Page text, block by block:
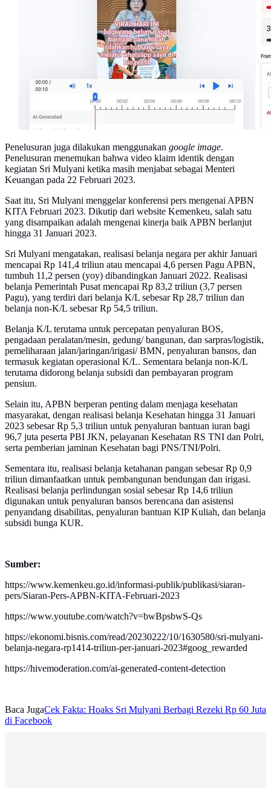
Penelusuran juga dilakukan menggunakan google image.
Penelusuran menemukan bahwa video klaim identik dengan
kegiatan Sri Mulyani ketika masih menjabat sebagai Menteri
Keuangan pada 22 Februari 2023.
Saat itu, Sri Mulyani menggelar konferensi pers mengenai APBN
KITA Februari 2023. Dikutip dari website Kemenkeu, salah satu
yang disampaikan adalah mengenai kinerja baik APBN berlanjut
hingga 31 Januari 2023.
Sri Mulyani mengatakan, realisasi belanja negara per akhir Januari
mencapai Rp 141,4 triliun atau mencapai 4,6 persen Pagu APBN,
tumbuh 11,2 persen (yoy) dibandingkan Januari 2022. Realisasi
belanja Pemerintah Pusat mencapai Rp 83,2 triliun (3,7 persen
Pagu), yang terdiri dari belanja K/L sebesar Rp 28,7 triliun dan
belanja non-K/L sebesar Rp 54,5 triliun.
Belanja K/L terutama untuk percepatan penyaluran BOS,
pengadaan peralatan/mesin, gedung/ bangunan, dan sarpras/logistik,
pemeliharaan jalan/jaringan/irigasi/ BMN, penyaluran bansos, dan
termasuk kegiatan operasional K/L. Sementara belanja non-K/L
terutama didorong belanja subsidi dan pembayaran program
pensiun.
Selain itu, APBN berperan penting dalam menjaga kesehatan
masyarakat, dengan realisasi belanja Kesehatan hingga 31 Januari
2023 sebesar Rp 5,3 triliun untuk penyaluran bantuan iuran bagi
96,7 juta peserta PBI JKN, pelayanan Kesehatan RS TNI dan Polri,
serta pemberian jaminan Kesehatan bagi PNS/TNI/Polri.
Sementara itu, realisasi belanja ketahanan pangan sebesar Rp 0,9
triliun dimanfaatkan untuk pembangunan bendungan dan irigasi.
Realisasi belanja perlindungan sosial sebesar Rp 14,6 triliun
digunakan untuk penyaluran bansos berencana dan asistensi
penyandang disabilitas, penyaluran bantuan KIP Kuliah, dan belanja
subsidi bunga KUR.
Sumber:
https://www.kemenkeu.go.id/informasi-publik/publikasi/siaran-
pers/Siaran-Pers-APBN-KITA-Februari-2023
https://www.youtube.com/watch?v=bwBpsbwS-Qs
https://ekonomi.bisnis.com/read/20230222/10/1630580/sri-mulyani-
belanja-negara-rp1414-triliun-per-januari-2023#goog_rewarded
https://hivemoderation.com/ai-generated-content-detection
Baca JugaCek Fakta: Hoaks Sri Mulyani Berbagi Rezeki Rp 60 Juta
di Facebook